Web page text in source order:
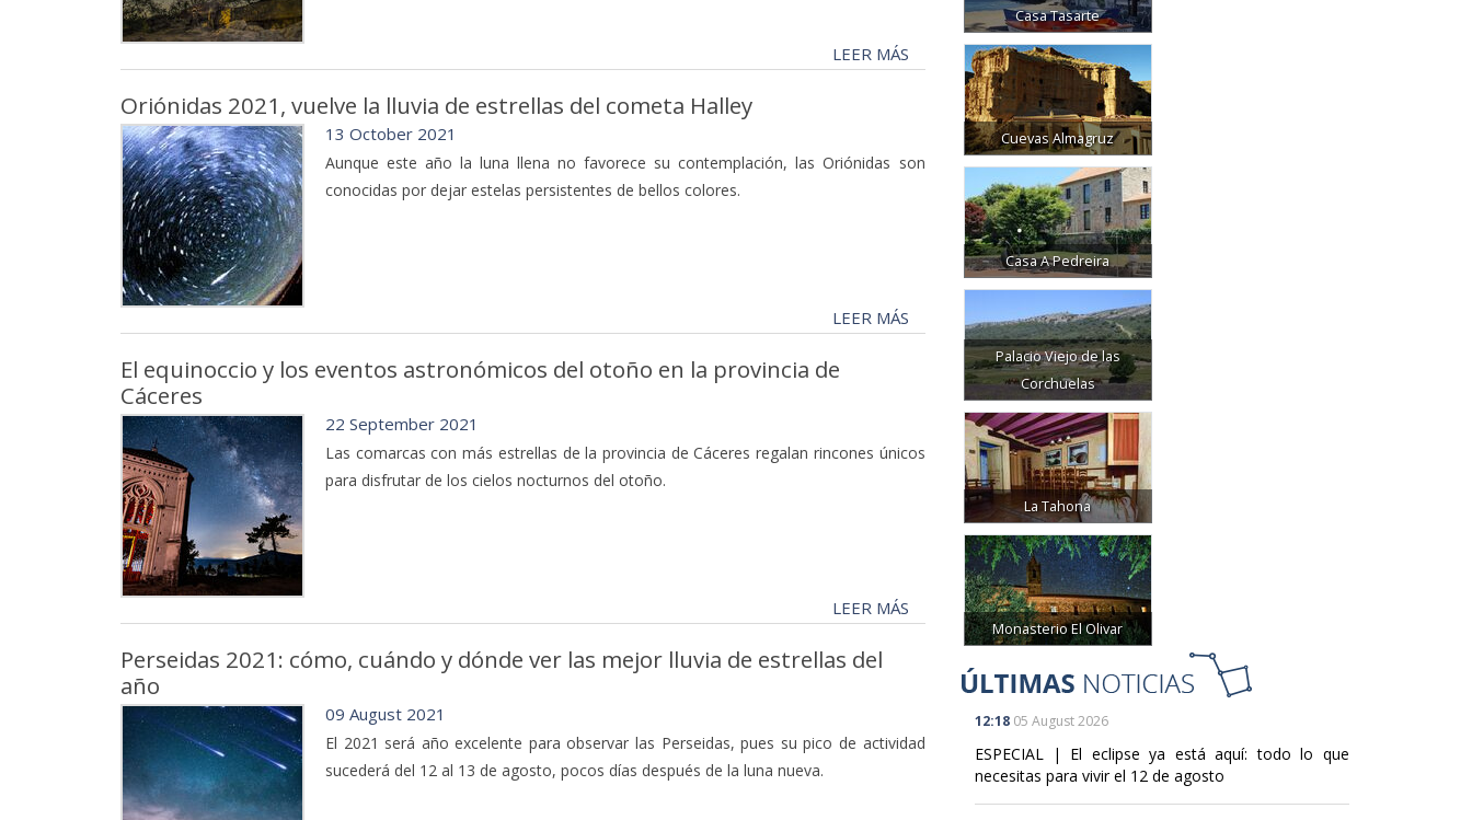
LEER MÁS
Oriónidas 2021, vuelve la lluvia de estrellas del cometa Halley
13 October 2021
Aunque este año la luna llena no favorece su contemplación, las Oriónidas son
conocidas por dejar estelas persistentes de bellos colores.
LEER MÁS
El equinoccio y los eventos astronómicos del otoño en la provincia de
Cáceres
22 September 2021
Las comarcas con más estrellas de la provincia de Cáceres regalan rincones únicos
para disfrutar de los cielos nocturnos del otoño.
LEER MÁS
Perseidas 2021: cómo, cuándo y dónde ver las mejor lluvia de estrellas del
año
09 August 2021
El 2021 será año excelente para observar las Perseidas, pues su pico de actividad
sucederá del 12 al 13 de agosto, pocos días después de la luna nueva.
Casa Tasarte
Cuevas Almagruz
Casa A Pedreira
Palacio Viejo de las
Corchuelas
La Tahona
Monasterio El Olivar
12:18 05 August 2026
ESPECIAL | El eclipse ya está aquí: todo lo que
necesitas para vivir el 12 de agosto